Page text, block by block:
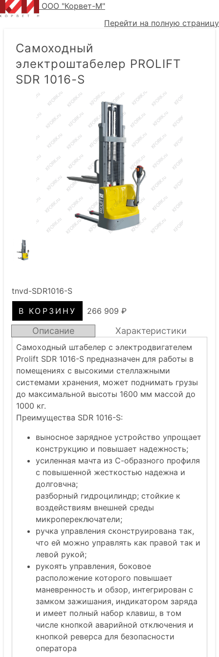
ООО "Корвет-М"
Перейти на полную страницу
Самоходный
электроштабелер PROLIFT
SDR 1016-S
tnvd-SDR1016-S
266 909 ₽
Описание
Самоходный штабелер с электродвигателем
Prolift SDR 1016-S предназначен для работы в
помещениях с высокими стеллажными
системами хранения, может поднимать грузы
до максимальной высоты 1600 мм массой до
1000 кг.
Преимущества SDR 1016-S:
выносное зарядное устройство упрощает
конструкцию и повышает надежность;
усиленная мачта из С-образного профиля
c повышенной жесткостью надежна и
долговчна;
разборный гидроцилиндр; стойкие к
воздействиям внешней среды
микропереключатели;
ручка управления сконструирована так,
что ей можно управлять как правой так и
левой рукой;
рукоять управления, боковое
расположение которого повышает
маневренность и обзор, интегрирован с
замком зажишания, индикатором заряда
и имеет полный набор клавиш, в том
числе кнопкой аварийной отключения и
кнопкой реверса для безопасности
оператора
Характеристики